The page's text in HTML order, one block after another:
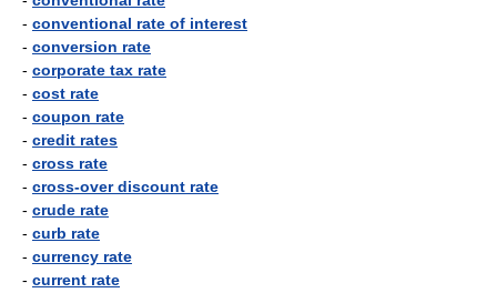
- conventional rate of interest
- conversion rate
- corporate tax rate
- cost rate
- coupon rate
- credit rates
- cross rate
- cross-over discount rate
- crude rate
- curb rate
- currency rate
- current rate